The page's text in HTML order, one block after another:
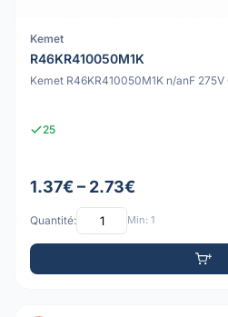
Kemet
R46KR410050M1K
Kemet R46KR410050M1K n/anF
25
1.37€ – 2.73€
Quantité: Min: 1